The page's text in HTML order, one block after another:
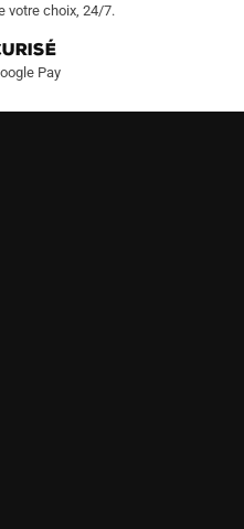
votre choix, 24/7.
Pay